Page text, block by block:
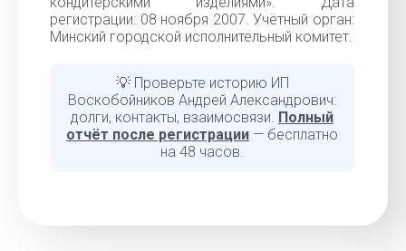
регистрации: 08 ноября 2007. Учётный орган:
Минский городской исполнительный комитет.
💡 Проверьте историю ИП
Воскобойников Андрей Александрович:
долги, контакты, взаимосвязи. Полный
отчёт после регистрации — бесплатно
на 48 часов.